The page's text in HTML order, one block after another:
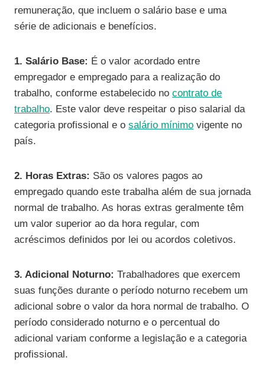
remuneração, que incluem o salário base e uma
série de adicionais e benefícios.
1. Salário Base: É o valor acordado entre
empregador e empregado para a realização do
trabalho, conforme estabelecido no contrato de
trabalho. Este valor deve respeitar o piso salarial da
categoria profissional e o salário mínimo vigente no
país.
2. Horas Extras: São os valores pagos ao
empregado quando este trabalha além de sua jornada
normal de trabalho. As horas extras geralmente têm
um valor superior ao da hora regular, com
acréscimos definidos por lei ou acordos coletivos.
3. Adicional Noturno: Trabalhadores que exercem
suas funções durante o período noturno recebem um
adicional sobre o valor da hora normal de trabalho. O
período considerado noturno e o percentual do
adicional variam conforme a legislação e a categoria
profissional.